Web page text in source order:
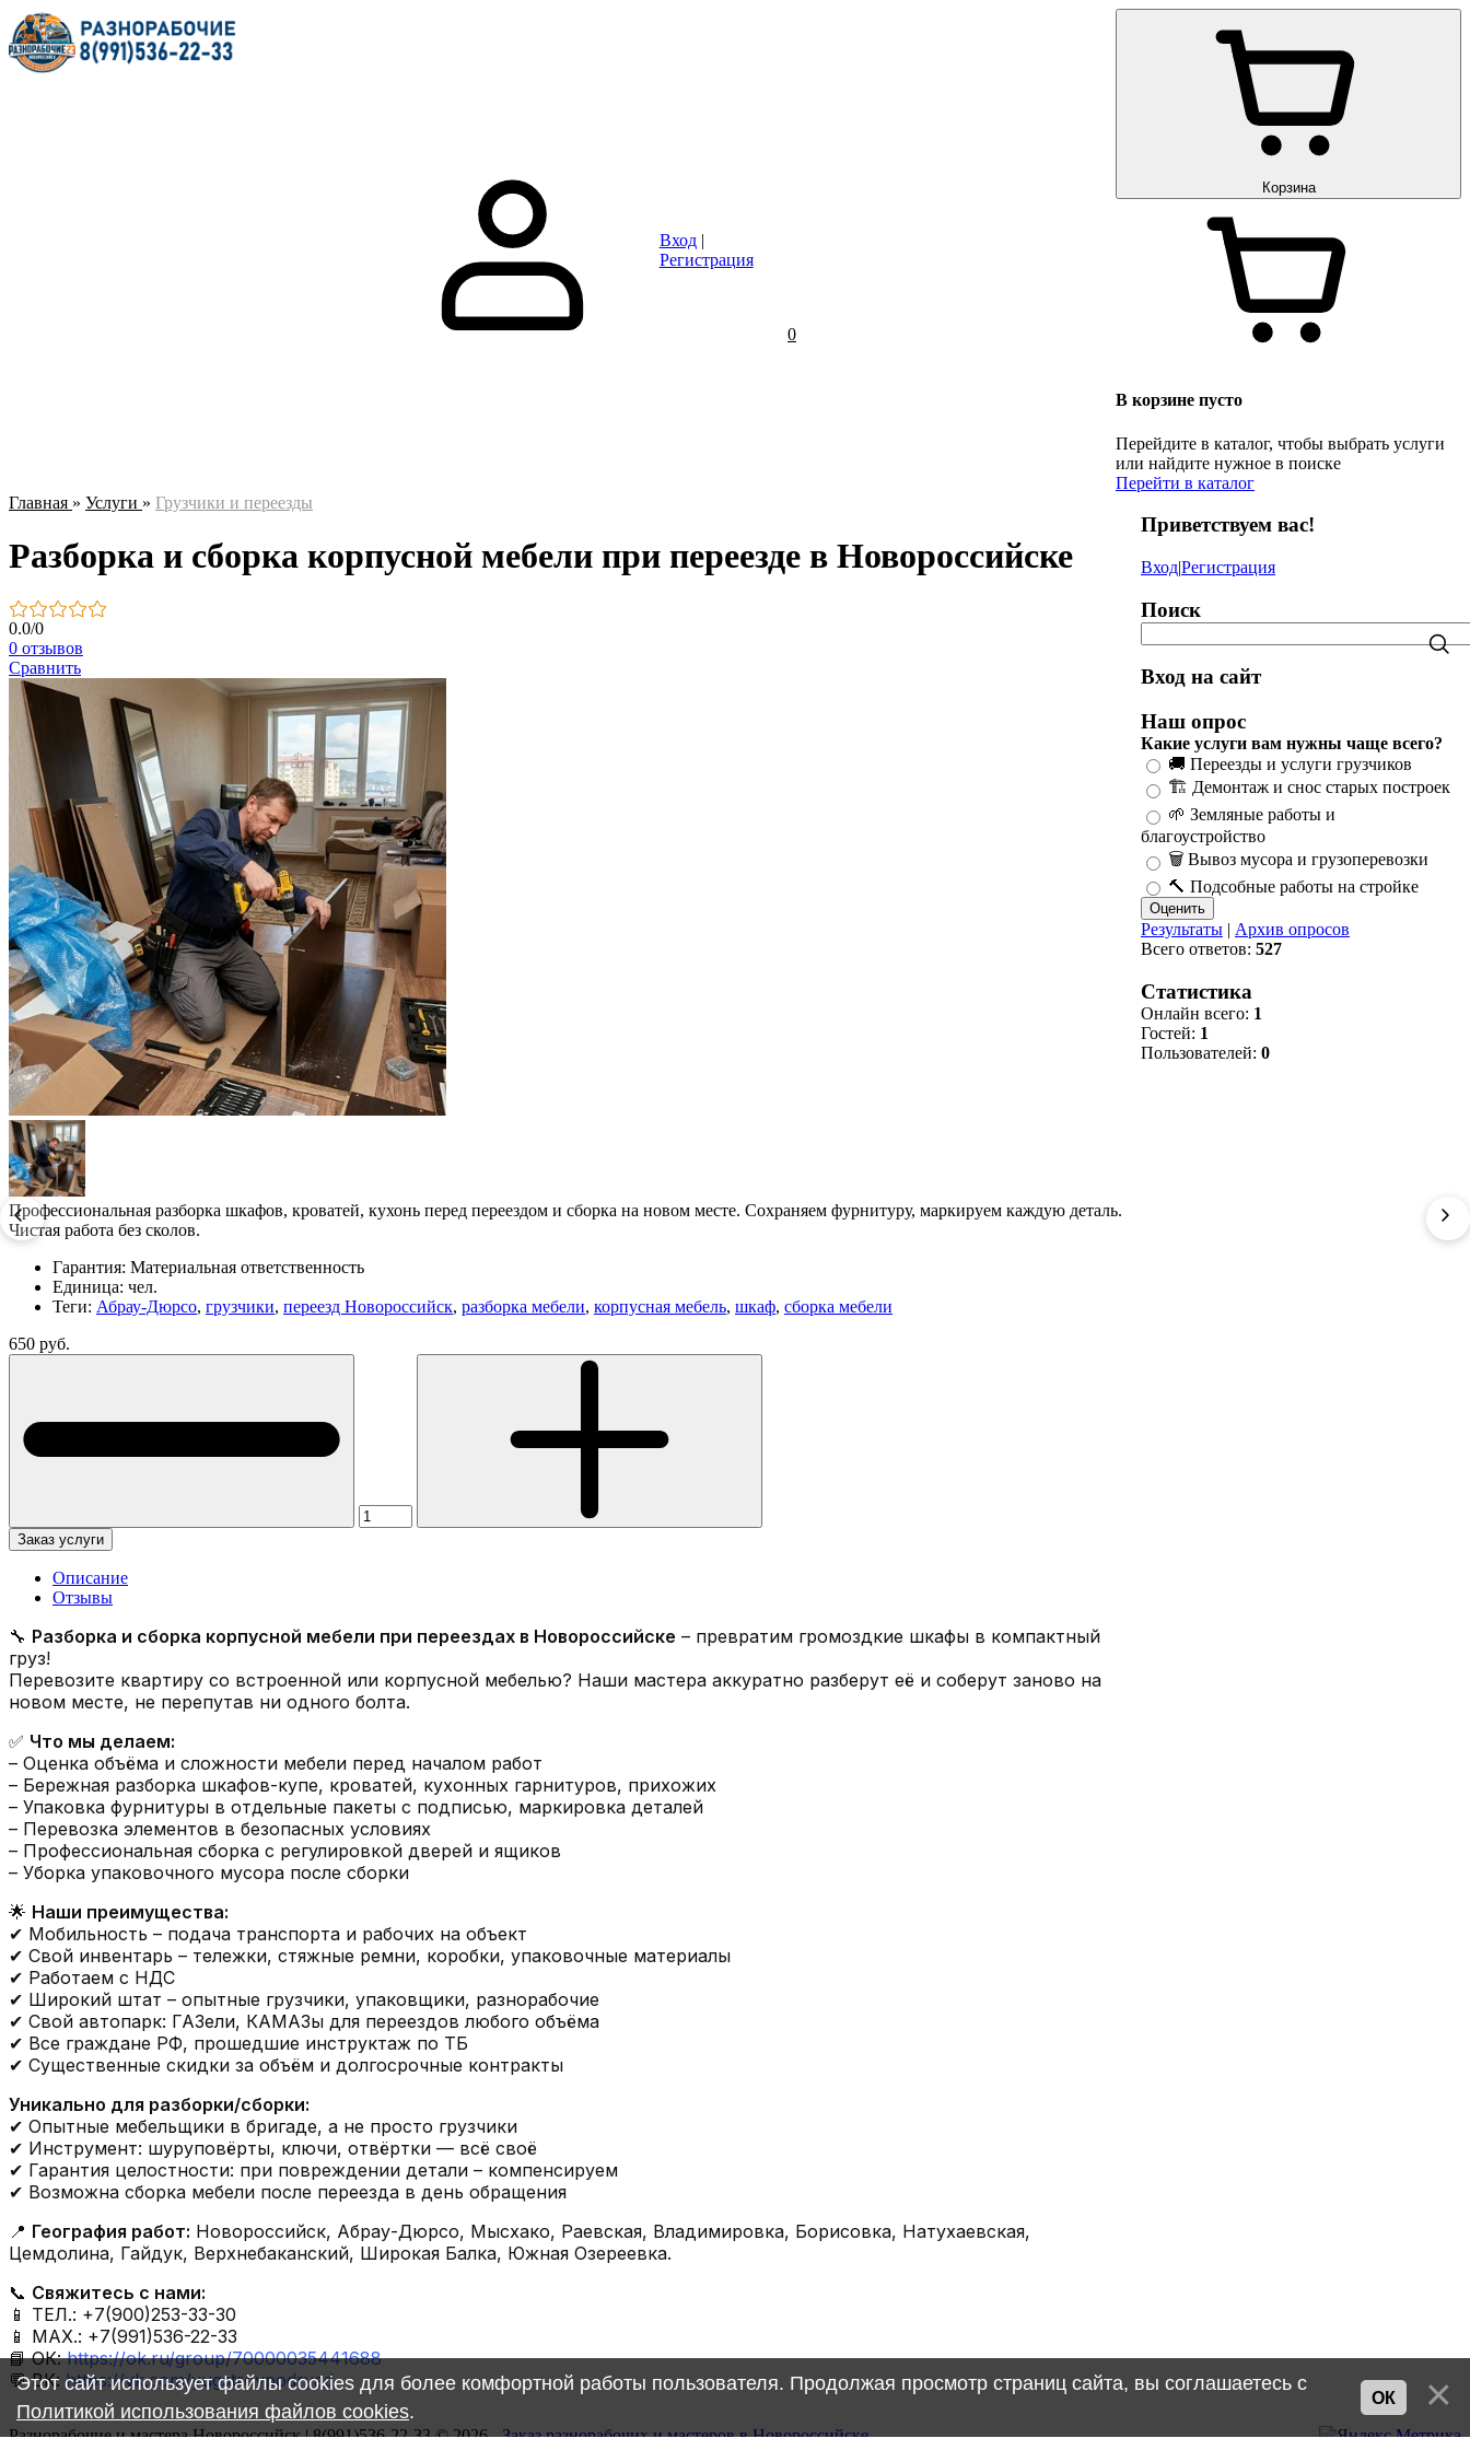
Вход|
Регистрация
0
Корзина
В корзине пусто
Перейдите в каталог, чтобы выбрать услуги
или найдите нужное в поиске
Перейти в каталог
Главная » Услуги » Грузчики и переезды
Разборка и сборка корпусной мебели при переезде в Новороссийске
0.0/0
0 отзывов
Сравнить
Профессиональная разборка шкафов, кроватей, кухонь перед переездом и сборка на новом месте. Сохраняем фурнитуру, маркируем каждую деталь.
Чистая работа без сколов.
Гарантия: Материальная ответственность
Единица: чел.
Теги: Абрау-Дюрсо, грузчики, переезд Новороссийск, разборка мебели, корпусная мебель, шкаф, сборка мебели
650 руб.
Заказ услуги
Описание
Отзывы
🔧 Разборка и сборка корпусной мебели при переездах в Новороссийске – превратим громоздкие шкафы в компактный
груз!
Перевозите квартиру со встроенной или корпусной мебелью? Наши мастера аккуратно разберут её и соберут заново на
новом месте, не перепутав ни одного болта.
✅ Что мы делаем:
– Оценка объёма и сложности мебели перед началом работ
– Бережная разборка шкафов-купе, кроватей, кухонных гарнитуров, прихожих
– Упаковка фурнитуры в отдельные пакеты с подписью, маркировка деталей
– Перевозка элементов в безопасных условиях
– Профессиональная сборка с регулировкой дверей и ящиков
– Уборка упаковочного мусора после сборки
🌟 Наши преимущества:
✔ Мобильность – подача транспорта и рабочих на объект
✔ Свой инвентарь – тележки, стяжные ремни, коробки, упаковочные материалы
✔ Работаем с НДС
✔ Широкий штат – опытные грузчики, упаковщики, разнорабочие
✔ Свой автопарк: ГАЗели, КАМАЗы для переездов любого объёма
✔ Все граждане РФ, прошедшие инструктаж по ТБ
✔ Существенные скидки за объём и долгосрочные контракты
Уникально для разборки/сборки:
✔ Опытные мебельщики в бригаде, а не просто грузчики
✔ Инструмент: шуруповёрты, ключи, отвёртки — всё своё
✔ Гарантия целостности: при повреждении детали – компенсируем
✔ Возможна сборка мебели после переезда в день обращения
📍 География работ: Новороссийск, Абрау-Дюрсо, Мысхако, Раевская, Владимировка, Борисовка, Натухаевская,
Цемдолина, Гайдук, Верхнебаканский, Широкая Балка, Южная Озереевка.
📞 Свяжитесь с нами:
📱 ТЕЛ.: +7(900)253-33-30
📱 МАХ.: +7(991)536-22-33
📘 ОК: https://ok.ru/group/70000035441688
💬 ВК: https://vk.com/yugstroypodryad
Приветствуем вас!
Вход|Регистрация
Поиск
Вход на сайт
Наш опрос
Какие услуги вам нужны чаще всего?
🚚 Переезды и услуги грузчиков
🏗️ Демонтаж и снос старых построек
🌱 Земляные работы и
благоустройство
🗑️ Вывоз мусора и грузоперевозки
🔨 Подсобные работы на стройке
Результаты | Архив опросов
Всего ответов: 527
Статистика
Онлайн всего: 1
Гостей: 1
Пользователей: 0
Разнорабочие и мастера Новороссийск | 8(991)536-22-33 © 2026 -Заказ разнорабочих и мастеров в Новороссийске
Этот сайт использует файлы cookies для более комфортной работы пользователя. Продолжая просмотр страниц сайта, вы соглашаетесь с
Политикой использования файлов cookies.
ОК